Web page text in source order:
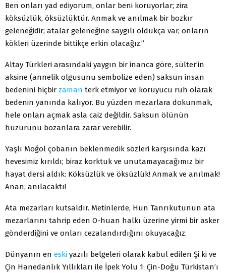
Ben onları yad ediyorum, onlar beni koruyorlar; zira
köksüzlük, öksüzlüktür. Anmak ve anılmak bir bozkır
geleneğidir; atalar geleneğine saygılı oldukça var, onların
kökleri üzerinde bittikçe erkin olacağız.”
Altay Türkleri arasındaki yaygın bir inanca göre, sülter’in
aksine (annelik olgusunu sembolize eden) saksun insan
bedenini hiçbir zaman terk etmiyor ve koruyucu ruh olarak
bedenin yanında kalıyor. Bu yüzden mezarlara dokunmak,
hele onları açmak asla caiz değildir. Saksun ölünün
huzurunu bozanlara zarar verebilir.
Yaşlı Moğol çobanın beklenmedik sözleri karşısında kazı
hevesimiz kırıldı; biraz korktuk ve unutamayacağımız bir
hayat dersi aldık: Köksüzlük ve öksüzlük! Anmak ve anılmak!
Anan, anılacaktı!
Ata mezarları kutsaldır. Metinlerde, Hun Tanrıkutunun ata
mezarlarını tahrip eden O-huan halkı üzerine yirmi bir asker
gönderdiğini ve onları cezalandırdığını okuyacağız.
Dünyanın en eski yazılı belgeleri olarak kabul edilen Şi ki ve
Çin Hanedanlık Yıllıkları ile İpek Yolu 1· Çin-Doğu Türkistan’ı